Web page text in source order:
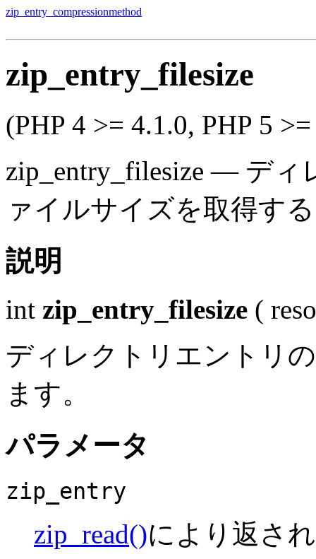
zip_entry_compressionmethod
zip_entry_filesize
(PHP 4 >= 4.1.0, PHP 5
zip_entry_filesize — ディ
ァイルサイズを取得する
説明
int zip_entry_filesize (
ディレクトリエントリ
ます。
パラメータ
zip_entry
zip_read()により返さ